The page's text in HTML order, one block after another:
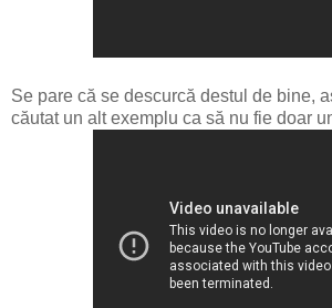
Se pare că se descurcă destul de bine,
căutat un alt exemplu ca să nu fie doar